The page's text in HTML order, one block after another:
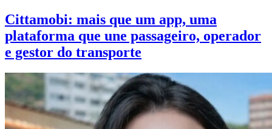
Cittamobi: mais que um app, uma
plataforma que une passageiro, operador
e gestor do transporte